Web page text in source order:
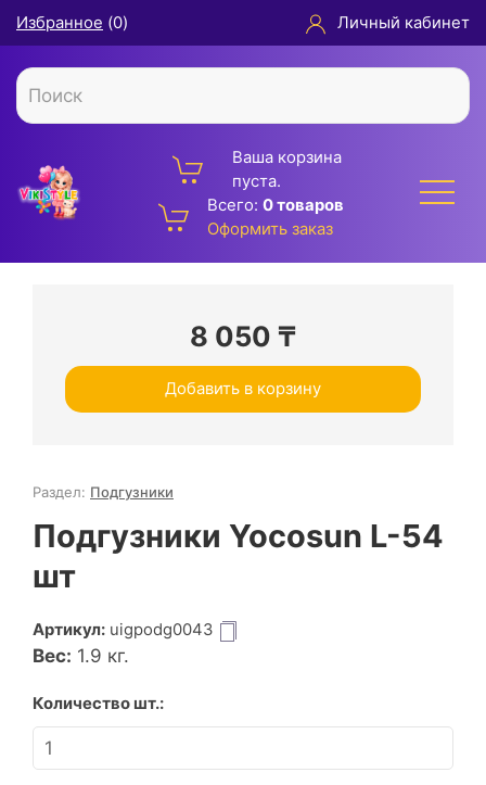
Избранное (0) Личный кабинет
Ваша корзина
пуста.
Всего: 0 товаров
Оформить заказ
8 050 ₸
Добавить в корзину
Раздел: Подгузники
Подгузники Yocosun L-54
шт
Артикул: uigpodg0043
Вес: 1.9 кг.
Количество шт.: